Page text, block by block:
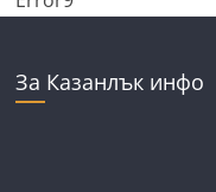
За Казанлък инфо